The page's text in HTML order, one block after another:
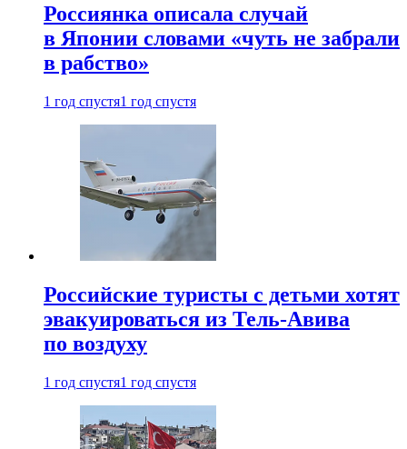
Россиянка описала случай
в Японии словами «чуть не забрали
в рабство»
1 год спустя1 год спустя
Российские туристы с детьми хотят
эвакуироваться из Тель-Авива
по воздуху
1 год спустя1 год спустя